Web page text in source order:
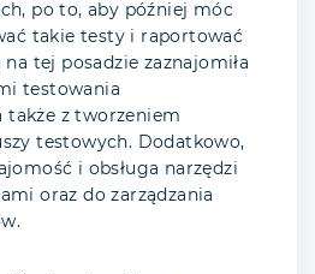
po to, aby później móc
takie testy i raportować
tej posadzie zaznajomiła
testowania
także z tworzeniem
testowych. Dodatkowo,
i obsługa narzędzi
oraz do zarządzania